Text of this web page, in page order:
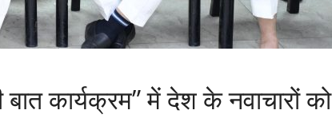
बात कार्यक्रम” में देश के नवाचारों को